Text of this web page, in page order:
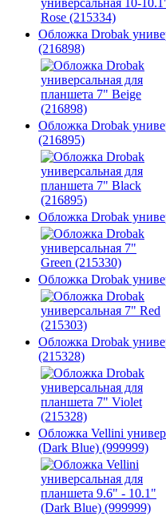
Обложка Drobak
(216898)
Обложка Drobak
(216895)
Обложка Drobak
Обложка Drobak
Обложка Drobak
(215328)
Обложка Vellini
(Dark Blue) (999999)